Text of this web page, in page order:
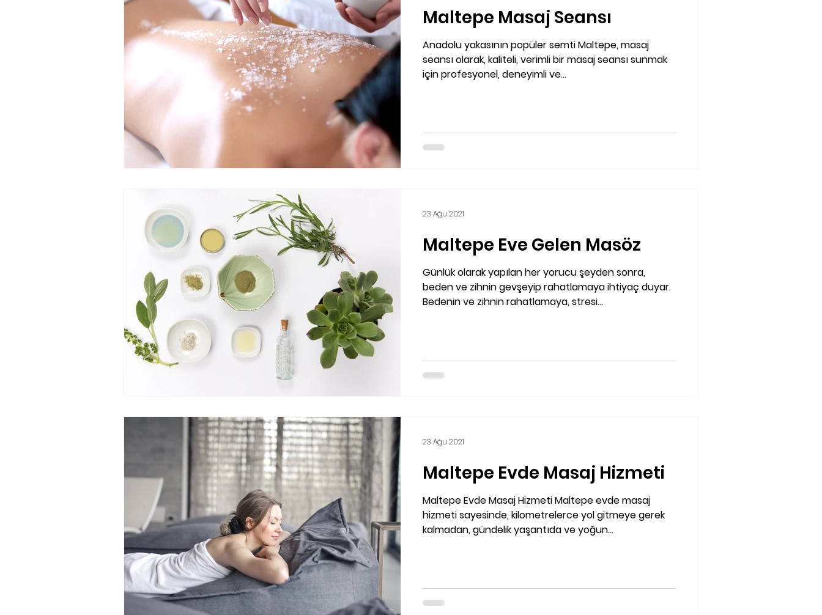
Maltepe Masaj Seansı
Anadolu yakasının popüler semti Maltepe, masaj
seansı olarak, kaliteli, verimli bir masaj seansı sunmak
için profesyonel, deneyimli ve...
Maltepe Eve Gelen Masöz
Günlük olarak yapılan her yorucu şeyden sonra,
beden ve zihnin gevşeyip rahatlamaya ihtiyaç duyar.
Bedenin ve zihnin rahatlamaya, stresi...
23 Ağu 2021
Maltepe Evde Masaj Hizmeti
Maltepe Evde Masaj Hizmeti Maltepe evde masaj
hizmeti sayesinde, kilometrelerce yol gitmeye gerek
kalmadan, gündelik yaşantıda ve yoğun...
23 Ağu 2021